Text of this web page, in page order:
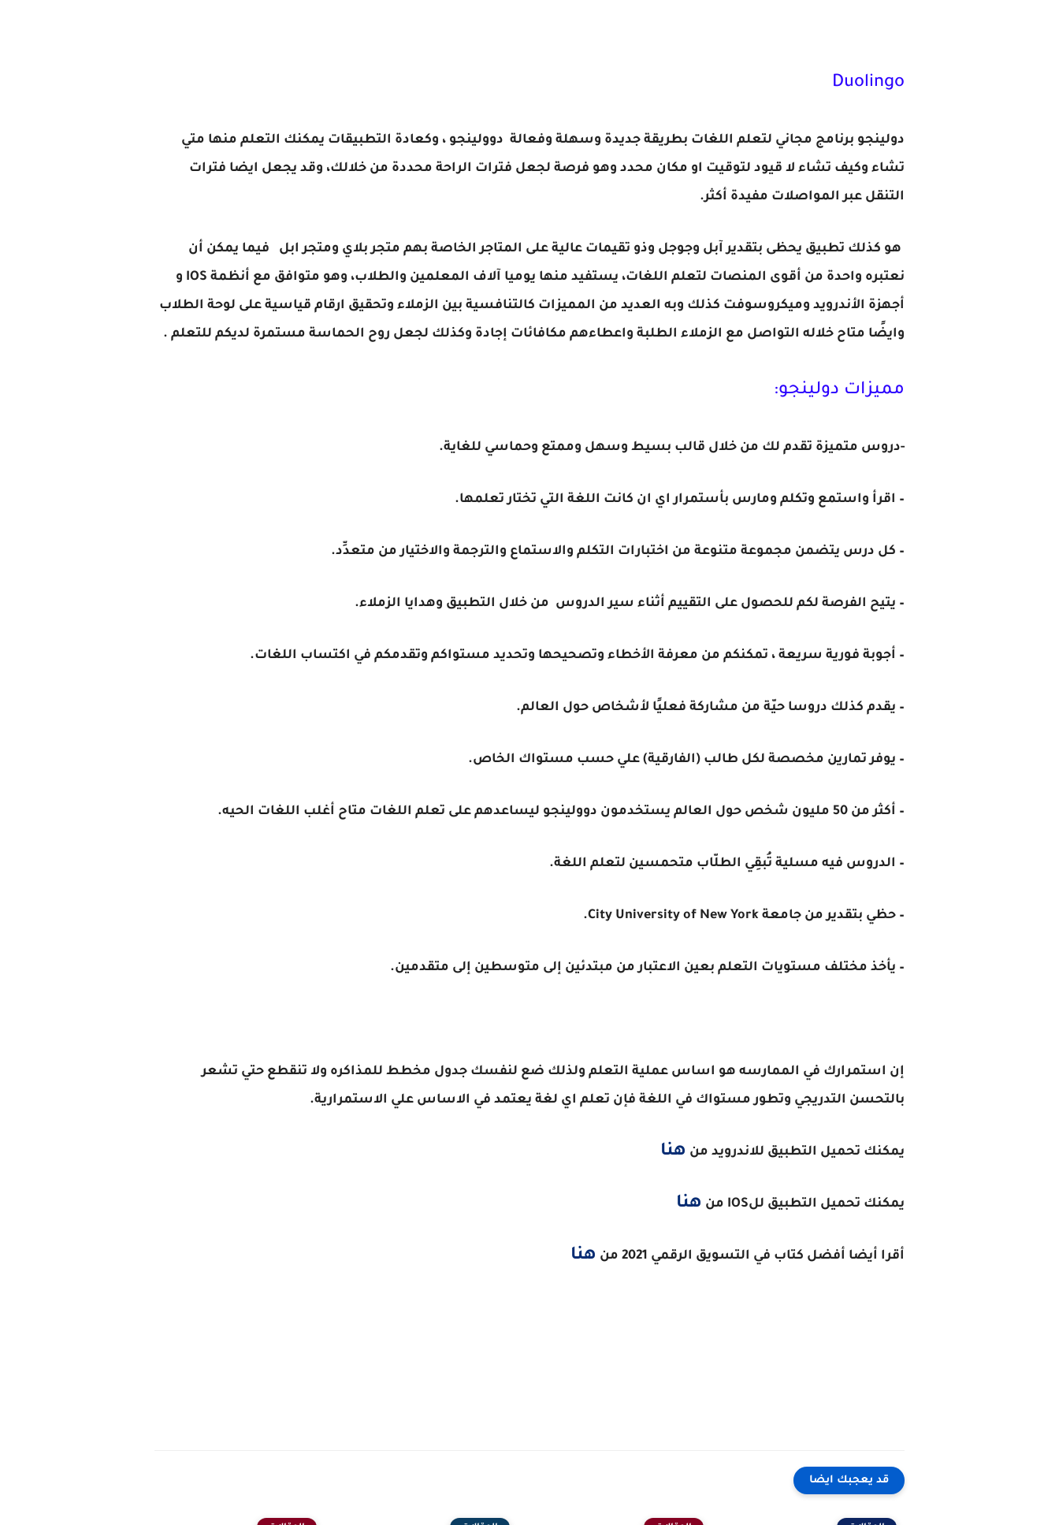
Duolingo
دولينجو برنامج مجاني لتعلم اللغات بطريقة جديدة وسهلة وفعالة دوولينجو ، وكعادة التطبيقات يمكنك التعلم منها متي
تشاء وكيف تشاء لا قيود لتوقيت او مكان محدد وهو فرصة لجعل فترات الراحة محددة من خلالك، وقد يجعل ايضا فترات
التنقل عبر المواصلات مفيدة أكثر.
هو كذلك تطبيق يحظى بتقدير آبل وجوجل وذو تقيمات عالية على المتاجر الخاصة بهم متجر بلاي ومتجر ابل فيما يمكن أن
نعتبره واحدة من أقوى المنصات لتعلم اللغات، يستفيد منها يوميا آلاف المعلمين والطلاب، وهو متوافق مع أنظمة IOS و
أجهزة الأندرويد وميكروسوفت كذلك وبه العديد من المميزات كالتنافسية بين الزملاء وتحقيق ارقام قياسية على لوحة الطلاب
وايضًا متاح خلاله التواصل مع الزملاء الطلبة واعطاءهم مكافائات إجادة وكذلك لجعل روح الحماسة مستمرة لديكم للتعلم .
مميزات دولينجو:
-دروس متميزة تقدم لك من خلال قالب بسيط وسهل وممتع وحماسي للغاية.
– اقرأ واستمع وتكلم ومارس بأستمرار اي ان كانت اللغة التي تختار تعلمها.
– كل درس يتضمن مجموعة متنوعة من اختبارات التكلم والاستماع والترجمة والاختيار من متعدِّد.
– يتيح الفرصة لكم للحصول على التقييم أثناء سير الدروس من خلال التطبيق وهدايا الزملاء.
– أجوبة فورية سريعة ، تمكنكم من معرفة الأخطاء وتصحيحها وتحديد مستواكم وتقدمكم في اكتساب اللغات.
– يقدم كذلك دروسا حيّة من مشاركة فعليًا لأشخاص حول العالم.
– يوفر تمارين مخصصة لكل طالب (الفارقية) علي حسب مستواك الخاص.
– أكثر من 50 مليون شخص حول العالم يستخدمون دوولينجو ليساعدهم على تعلم اللغات متاح أغلب اللغات الحيه.
– الدروس فيه مسلية تُبقِي الطلّاب متحمسين لتعلم اللغة.
– حظي بتقدير من جامعة City University of New York.
– يأخذ مختلف مستويات التعلم بعين الاعتبار من مبتدئين إلى متوسطين إلى متقدمين.
إن استمرارك في الممارسه هو اساس عملية التعلم ولذلك ضع لنفسك جدول مخطط للمذاكره ولا تنقطع حتي تشعر
بالتحسن التدريجي وتطور مستواك في اللغة فإن تعلم اي لغة يعتمد في الاساس علي الاستمرارية.
يمكنك تحميل التطبيق للاندرويد من هنا
يمكنك تحميل التطبيق للIOS من هنا
أقرا أيضا أفضل كتاب في التسويق الرقمي 2021 من هنا
قد يعجبك ايضا